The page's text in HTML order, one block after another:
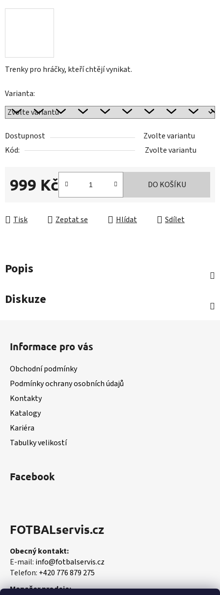
Trenky pro hráčky, kteří chtějí vynikat.
Varianta:
Dostupnost
Zvolte variantu
Kód:
Zvolte variantu
999 Kč DO KOŠÍKU
Tisk Zeptat se Hlídat Sdílet
Popis
Diskuze
Informace pro vás
Obchodní podmínky
Podmínky ochrany osobních údajů
Kontakty
Katalogy
Kariéra
Tabulky velikostí
Facebook
FOTBALservis.cz
Obecný kontakt:
E-mail: info@fotbalservis.cz
Telefon: +420 776 879 275
Manažer prodeje: